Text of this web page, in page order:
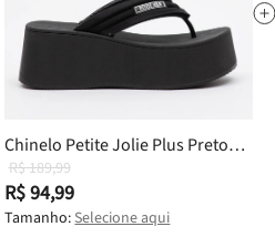
Chinelo Petite Jolie Plus Preto
PJ7522 36
R$ 189,99
R$ 94,99
Tamanho: Selecione aqui